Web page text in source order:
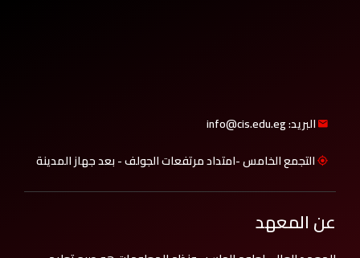
البريد: info@cis.edu.eg
التجمع الخامس -امتداد مرتفعات الجولف - بعد جهاز المدينة
عن المعهد